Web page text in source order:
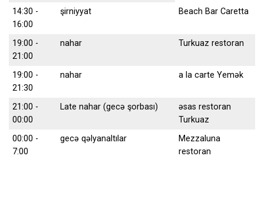
14:30 -
16:00
şirniyyat Beach Bar Caretta
19:00 -
21:00
nahar Turkuaz restoran
19:00 -
21:30
nahar a la carte Yemək
21:00 -
00:00
Late nahar (gecə şorbası)
əsas restoran
Turkuaz
00:00 -
7:00
gecə qəlyanaltılar
Mezzaluna
restoran